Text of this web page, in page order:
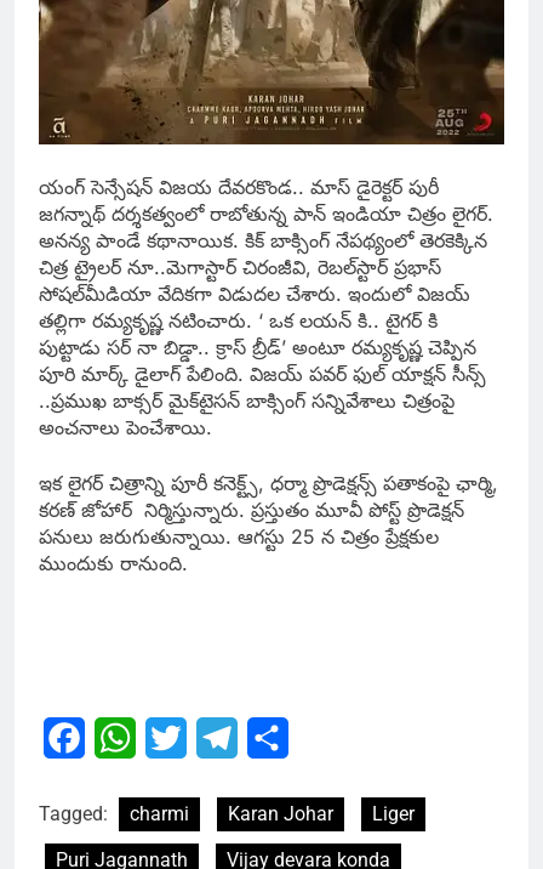
యంగ్ సెన్సేషన్ విజయ దేవరకొండ.. మాస్ డైరెక్టర్ పురీ
జగన్నాథ్ దర్శకత్వంలో రాబోతున్న పాన్ ఇండియా చిత్రం లైగర్.
అనన్య పాండే కథానాయిక. కిక్‌ బాక్సింగ్ నేపథ్యంలో తెరకెక్కిన
చిత్ర ట్రైలర్ నూ..మెగాస్టార్‌ చిరంజీవి, రెబల్‌స్టార్‌ ప్రభాస్‌
సోషల్‌మీడియా వేదికగా విడుదల చేశారు. ఇందులో విజయ్
తల్లిగా రమ్యకృష్ణ నటించారు. ‘ ఒక లయన్ కి.. టైగర్ కి
పుట్టాడు సర్ నా బిడ్డా.. క్రాస్ బ్రీడ్’ అంటూ రమ్యకృష్ణ చెప్పిన
పూరి మార్క్ డైలాగ్ పేలింది. విజయ్ పవర్ ఫుల్ యాక్షన్ సీన్స్
..ప్రముఖ బాక్సర్‌ మైక్‌టైసన్‌ బాక్సింగ్‌ సన్నివేశాలు చిత్రంపై
అంచనాలు పెంచేశాయి.
ఇక లైగర్ చిత్రాన్ని పూరీ కనెక్ట్స్‌, ధర్మా ప్రొడెక్షన్స్‌ పతాకంపై ఛార్మి,
కరణ్‌ జోహార్‌ నిర్మిస్తున్నారు. ప్రస్తుతం మూవీ పోస్ట్‌ ప్రొడెక్షన్‌
పనులు జరుగుతున్నాయి. ఆగస్టు 25 న చిత్రం ప్రేక్షకుల
ముందుకు రానుంది.
FacebookWhatsApp
Twitter Telegram
Tagged: charmi Karan Johar
Liger
Puri Jagannath
Vijay devara konda